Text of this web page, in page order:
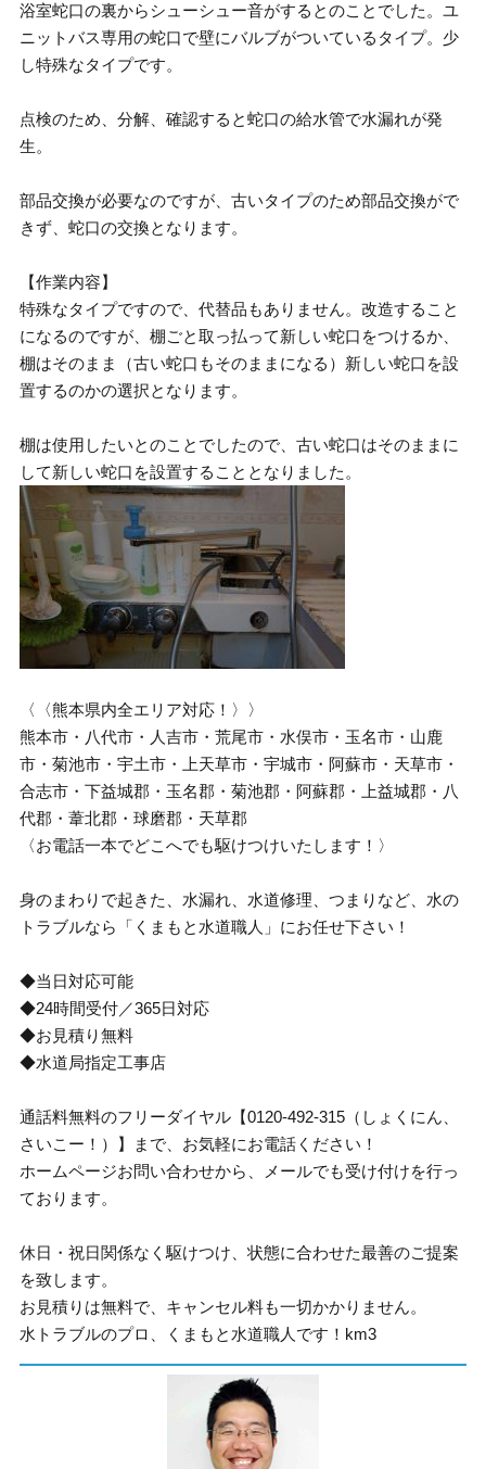
浴室蛇口の裏からシューシュー音がするとのことでした。ユ
ニットバス専用の蛇口で壁にバルブがついているタイプ。少
し特殊なタイプです。
点検のため、分解、確認すると蛇口の給水管で水漏れが発
生。
部品交換が必要なのですが、古いタイプのため部品交換がで
きず、蛇口の交換となります。
【作業内容】
特殊なタイプですので、代替品もありません。改造すること
になるのですが、棚ごと取っ払って新しい蛇口をつけるか、
棚はそのまま（古い蛇口もそのままになる）新しい蛇口を設
置するのかの選択となります。
棚は使用したいとのことでしたので、古い蛇口はそのままに
して新しい蛇口を設置することとなりました。
〈〈熊本県内全エリア対応！〉〉
熊本市・八代市・人吉市・荒尾市・水俣市・玉名市・山鹿
市・菊池市・宇土市・上天草市・宇城市・阿蘇市・天草市・
合志市・下益城郡・玉名郡・菊池郡・阿蘇郡・上益城郡・八
代郡・葦北郡・球磨郡・天草郡
〈お電話一本でどこへでも駆けつけいたします！〉
身のまわりで起きた、水漏れ、水道修理、つまりなど、水の
トラブルなら「くまもと水道職人」にお任せ下さい！
◆当日対応可能
◆24時間受付／365日対応
◆お見積り無料
◆水道局指定工事店
通話料無料のフリーダイヤル【0120-492-315（しょくにん、
さいこー！）】まで、お気軽にお電話ください！
ホームページお問い合わせから、メールでも受け付けを行っ
ております。
休日・祝日関係なく駆けつけ、状態に合わせた最善のご提案
を致します。
お見積りは無料で、キャンセル料も一切かかりません。
水トラブルのプロ、くまもと水道職人です！km3